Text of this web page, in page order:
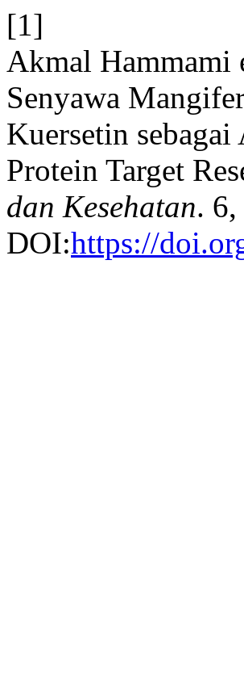
[1]
Akmal Hammami
Senyawa
Kuersetin
Protein Target
dan Kesehatan.
DOI:https://